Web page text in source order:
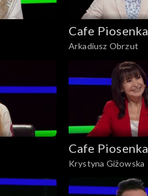
Cafe Piosenka
Arkadiusz Obrzut
Cafe Piosenka
Krystyna Giżowska